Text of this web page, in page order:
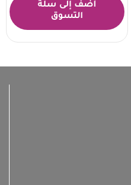
أضف إلى سلة
التسوق